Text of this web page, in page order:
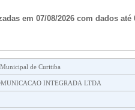
em 07/08/2026 com dados até
de Curitiba
INTEGRADA LTDA